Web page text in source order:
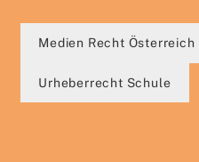
Medien Recht Österreich
Urheberrecht Schule